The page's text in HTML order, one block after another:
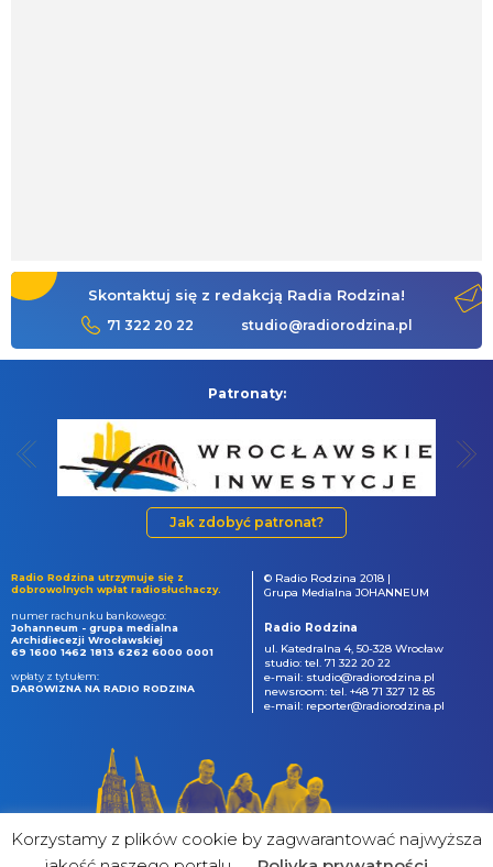
Skontaktuj się z redakcją Radia Rodzina!
71 322 20 22 studio@radiorodzina.pl
Patronaty:
Jak zdobyć patronat?
Radio Rodzina utrzymuje się z
dobrowolnych wpłat radiosłuchaczy.
numer rachunku bankowego:
Johanneum - grupa medialna
Archidiecezji Wrocławskiej
69 1600 1462 1813 6262 6000 0001
wpłaty z tytułem:
DAROWIZNA NA RADIO RODZINA
© Radio Rodzina 2018 |
Grupa Medialna JOHANNEUM
Radio Rodzina
ul. Katedralna 4, 50-328 Wrocław
studio: tel. 71 322 20 22
e-mail: studio@radiorodzina.pl
newsroom: tel. +48 71 327 12 85
e-mail: reporter@radiorodzina.pl
Korzystamy z plików cookie by zagwarantować najwyższa